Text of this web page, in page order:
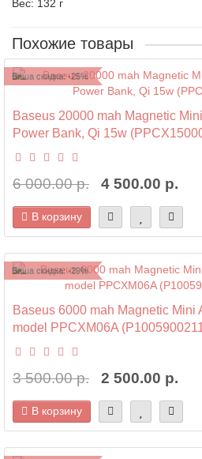
Вес: 132 г
Похожие товары
Ваша скидка: -25%
Baseus 20000 mah Magnetic
Power Bank, Qi 15w
6 000.00 р. 4 500.00 р.
В корзину
Ваша скидка: -29%
Baseus 6000 mah Magnetic Mini
model PPCXM06A
3 500.00 р. 2 500.00 р.
В корзину